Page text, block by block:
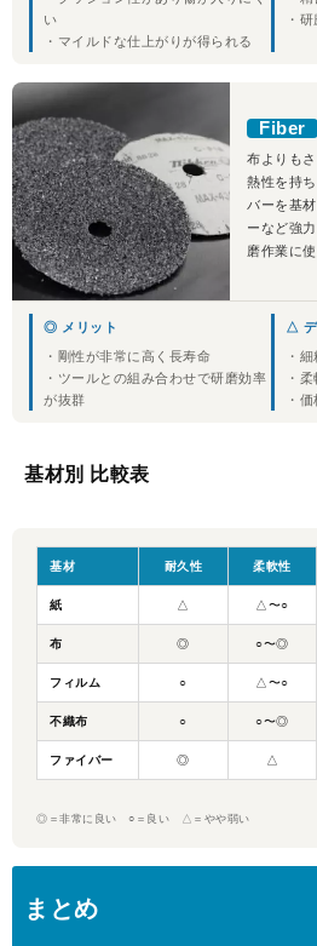
い
・マイルドな仕上がりが得られる
・
Fiber
布よりも
熱性を持
バーを基
ーなど強
磨作業に
◎ メリット
・剛性が非常に高く長寿命
・ツールとの組み合わせで研磨効率
が抜群
△ デ
・
・
・
基材別 比較表
基材 耐久性 柔軟性
紙 △ △〜○
布 ◎ ○〜◎
フィルム ○ △〜○
不織布 ○ ○〜◎
ファイバー ◎ △
◎＝非常に良い ○＝良い △＝やや弱い
まとめ